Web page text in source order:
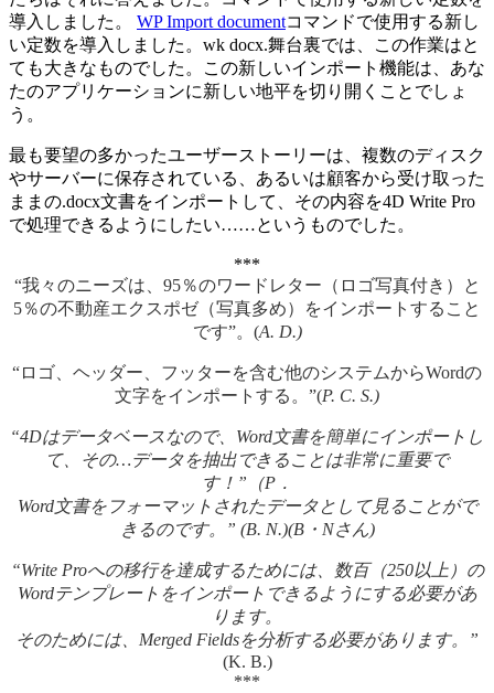
導入しました。 WP Import documentコマンドで使用する新し
い定数を導入しました。 wk docx.舞台裏では、この作業はと
ても大きなものでした。この新しいインポート機能は、あな
たのアプリケーションに新しい地平を切り開くことでしょ
う。
最も要望の多かったユーザーストーリーは、複数のディスク
やサーバーに保存されている、あるいは顧客から受け取った
ままの.docx文書をインポートして、その内容を4D Write Pro
で処理できるようにしたい……というものでした。
***
“我々のニーズは、95％のワードレター（ロゴ写真付き）と
5％の不動産エクスポゼ（写真多め）をインポートすること
です”。(A. D.)
“ロゴ、ヘッダー、フッターを含む他のシステムからWordの
文字をインポートする。”(P. C. S.)
“4Dはデータベースなので、Word文書を簡単にインポートし
て、その…データを抽出できることは非常に重要で
す！”（P．
Word文書をフォーマットされたデータとして見ることがで
きるのです。” (B. N.)(B・Nさん)
“Write Proへの移行を達成するためには、数百（250以上）の
Wordテンプレートをインポートできるようにする必要があ
ります。
そのためには、Merged Fieldsを分析する必要があります。”
(K. B.)
***